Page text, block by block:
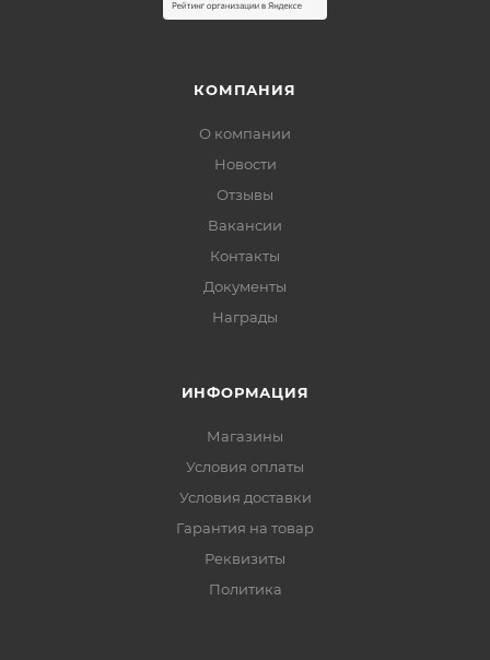
КОМПАНИЯ
О компании
Новости
Отзывы
Вакансии
Контакты
Документы
Награды
ИНФОРМАЦИЯ
Магазины
Условия оплаты
Условия доставки
Гарантия на товар
Реквизиты
Политика